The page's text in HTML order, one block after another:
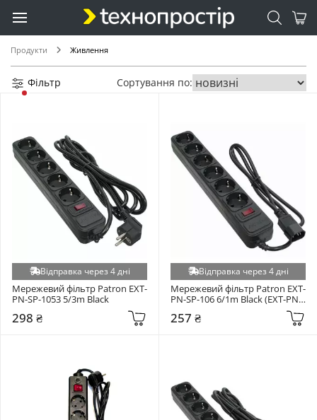
Продукти Живлення
Фільтр Сортування по:
Відправка через 4 дні
Мережевий фільтр Patron EXT-
PN-SP-1053 5/3m Black
298 ₴
Відправка через 4 дні
Мережевий фільтр Patron EXT-
PN-SP-106 6/1m Black (EXT-PN-
257 ₴